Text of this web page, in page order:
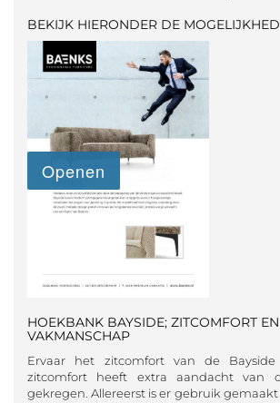
BEKIJK HIERONDER DE
HOEKBANK BAYSIDE; ZITCOMFORT EN
VAKMANSCHAP
Ervaar het zitcomfort van de
zitcomfort heeft extra aandacht van
gekregen. Allereerst is er gebruik